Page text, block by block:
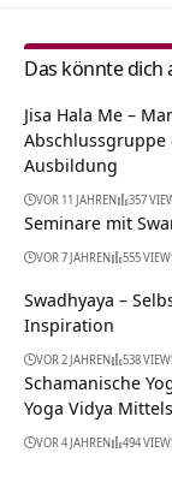
Das könnte dich
Jisa Hala Me –
Ausbildung
VOR 11 JAHREN 357
Seminare mit
VOR 7 JAHREN 555
Swadhyaya –
Inspiration
VOR 2 JAHREN 538
Schamanische
Yoga Vidya
VOR 4 JAHREN 494